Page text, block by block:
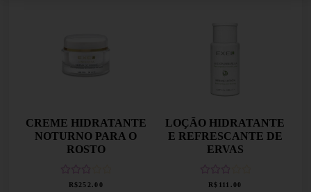
CREME HIDRATANTE
NOTURNO PARA O
ROSTO
Avaliaç
R$252.00
LOÇÃO HIDRATANTE
E REFRESCANTE DE
ERVAS
Avaliaç
R$ 111.00